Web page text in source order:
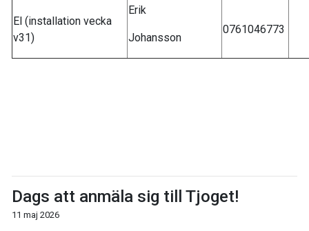
El (installation vecka
v31)
Erik
Johansson
0761046773
Dags att anmäla sig till Tjoget!
11 maj 2026